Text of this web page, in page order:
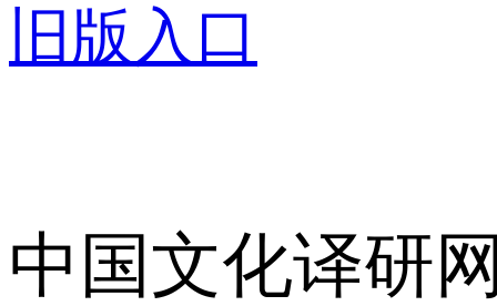
旧版入口
中国文化译研